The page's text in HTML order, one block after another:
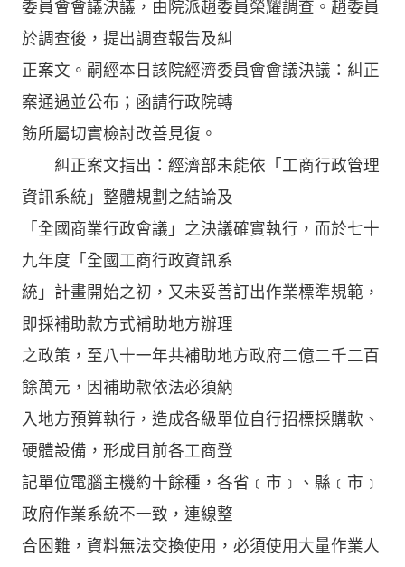
委員會會議決議，由院派趙委員榮耀調查。趙委員
於調查後，提出調查報告及糾
正案文。嗣經本日該院經濟委員會會議決議：糾正
案通過並公布；函請行政院轉
飭所屬切實檢討改善見復。
糾正案文指出：經濟部未能依「工商行政管理
資訊系統」整體規劃之結論及
「全國商業行政會議」之決議確實執行，而於七十
九年度「全國工商行政資訊系
統」計畫開始之初，又未妥善訂出作業標準規範，
即採補助款方式補助地方辦理
之政策，至八十一年共補助地方政府二億二千二百
餘萬元，因補助款依法必須納
入地方預算執行，造成各級單位自行招標採購軟、
硬體設備，形成目前各工商登
記單位電腦主機約十餘種，各省﹝市﹞、縣﹝市﹞
政府作業系統不一致，連線整
合困難，資料無法交換使用，必須使用大量作業人